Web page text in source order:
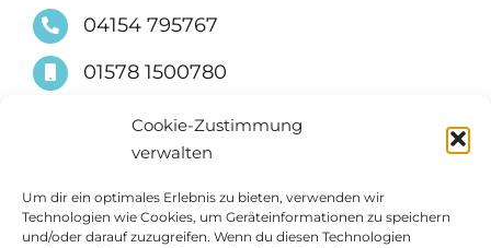
Cookie-Zustimmung
verwalten
Um dir ein optimales Erlebnis zu bieten, verwenden wir
Technologien wie Cookies, um Geräteinformationen zu speichern
und/oder darauf zuzugreifen. Wenn du diesen Technologien
04154 795767
01578 1500780
info@suessimmobilien.de